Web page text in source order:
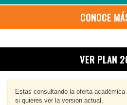
CONOCE
VER PLAN
Estas consultando la oferta
si quieres ver la versión actual.